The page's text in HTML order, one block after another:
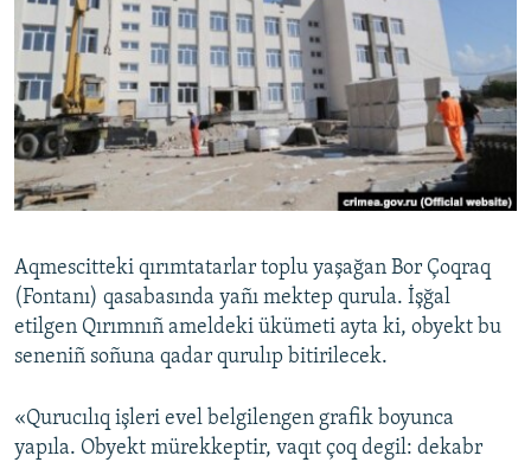
BLOGLAR
FİKİR
Русский
Українською
RFE/RS bütün saytları
Aqmescitteki qırımtatarlar toplu yaşağan Bor Çoqraq
(Fontanı) qasabasında yañı mektep qurula. İşğal
etilgen Qırımnıñ ameldeki ükümeti ayta ki, obyekt bu
seneniñ soñuna qadar qurulıp bitirilecek.
«Qurucılıq işleri evel belgilengen grafik boyunca
yapıla. Obyekt mürekkeptir, vaqıt çoq degil: dekabr